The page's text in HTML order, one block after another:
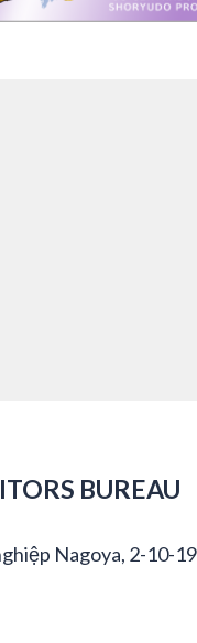
BUREAU
Nagoya, 2-10-